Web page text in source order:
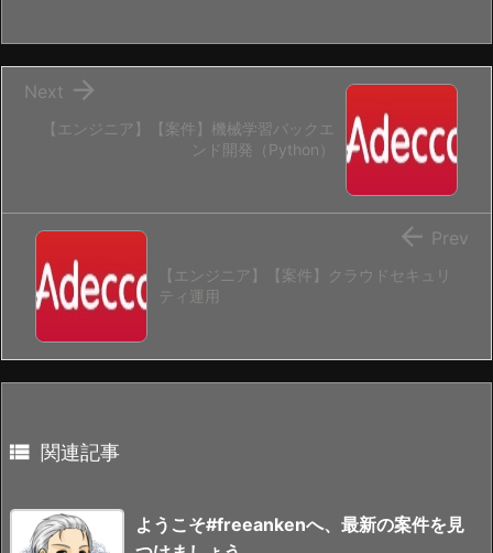
【エンジニア】【案件】機械学習バックエ
ンド開発（Python）

Next
【エンジニア】【案件】クラウドセキュリ
ティ運用
 Prev
 関連記事
ようこそ#freeankenへ、最新の案件を見